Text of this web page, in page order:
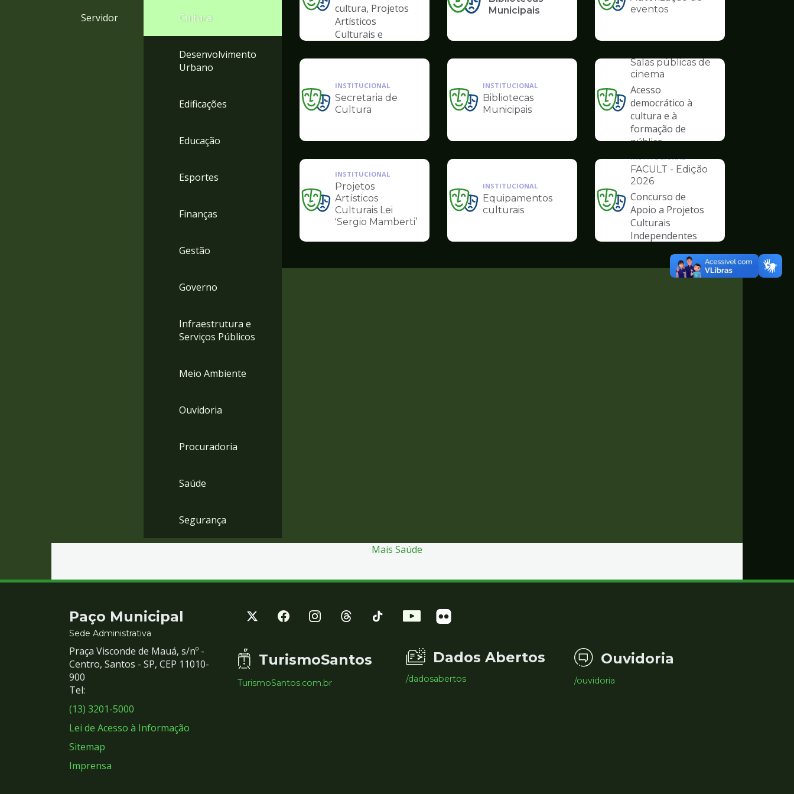
Servidor Cultura
Desenvolvimento
Urbano
Edificações
Educação
Esportes
Finanças
Gestão
Governo
Infraestrutura e
Serviços Públicos
Meio Ambiente
Ouvidoria
Procuradoria
Saúde
Segurança
Ilustração
pagina
de
Cultura
cultura, Projetos
Artísticos
Culturais e
Periferias
Municipais
Ilustração
de
Cultura
eventos
Ilustração
de
Cultura
INSTITUCIONAL
Secretaria de
Cultura
Ilustração
de
Cultura
INSTITUCIONAL
Bibliotecas
Municipais
Ilustração
pagina
de
Cultura
Salas públicas de
cinema
Acesso
democrático à
cultura e à
formação de
público
Ilustração
de
INSTITUCIONAL
Projetos
Artísticos
Culturais Lei
'Sergio Mamberti’
Ilustração
de
INSTITUCIONAL
Equipamentos
culturais
Ilustração
pagina
de
INSTITUCIONAL
FACULT - Edição
2026
Concurso de
Apoio a Projetos
Culturais
Independentes
Mais Saúde
Contato
e
Redes
Sociais
Paço Municipal
Sede Administrativa
Praça Visconde de Mauá, s/nº -
Centro, Santos - SP, CEP 11010-
900
Tel:
(13) 3201-5000
Lei de Acesso à Informação
Sitemap
Imprensa
TurismoSantos
TurismoSantos.com.br
Dados Abertos
/dadosabertos
Ouvidoria
/ouvidoria